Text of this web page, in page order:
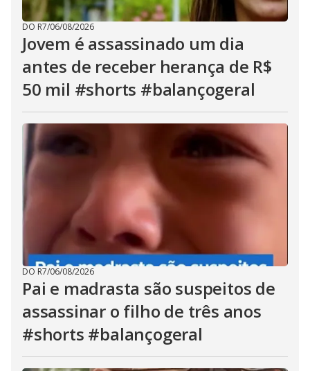
DO R7/06/08/2026
Jovem é assassinado um dia
antes de receber herança de R$
50 mil #shorts #balançogeral
DO R7/06/08/2026
Pai e madrasta são suspeitos de
assassinar o filho de três anos
#shorts #balançogeral